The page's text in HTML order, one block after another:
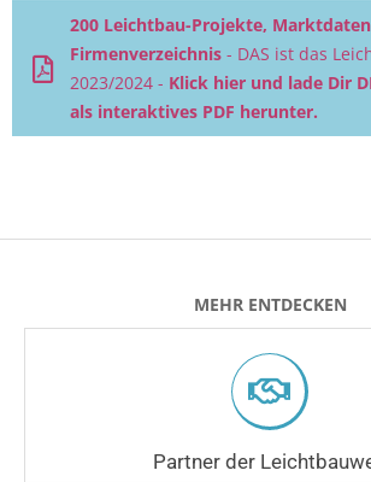
200 Leichtbau-Projekte,
Firmenverzeichnis - DAS ist das
2023/2024 - Klick hier und lade Dir
als interaktives PDF herunter.
MEHR ENTDECKEN
Partner der